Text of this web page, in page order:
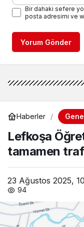
Bir dahaki sefere
posta adresimi ve
Yorum Gönder
Haberler
Lefkoşa
tamamen
23 Ağustos 2025,
94